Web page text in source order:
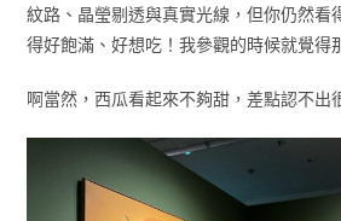
紋路、晶瑩剔透與真實光線，但你仍然看
得好飽滿、好想吃！我參觀的時候就覺得
啊當然，西瓜看起來不夠甜，差點認不出